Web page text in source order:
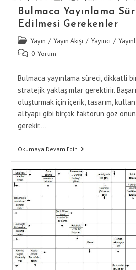
Bulmaca Yayınlama
Edilmesi Gerekenler
Post
category:
Yayın / Yayın Akışı / Yayıncı /
Post 0 Yorum
Bulmaca yayınlama süreci, dikkatli
stratejik yaklaşımlar gerektirir.
oluşturmak için içerik, tasarım,
altyapı gibi birçok faktörün göz
gerekir.…
Okumaya Devam EdinBulmaca
Yayınlama
Dikkat
Edilmesi
Gerekenler